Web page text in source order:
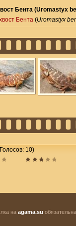
Бента (Uromastyx
Бента (Uromastyx
10)
на agama.su